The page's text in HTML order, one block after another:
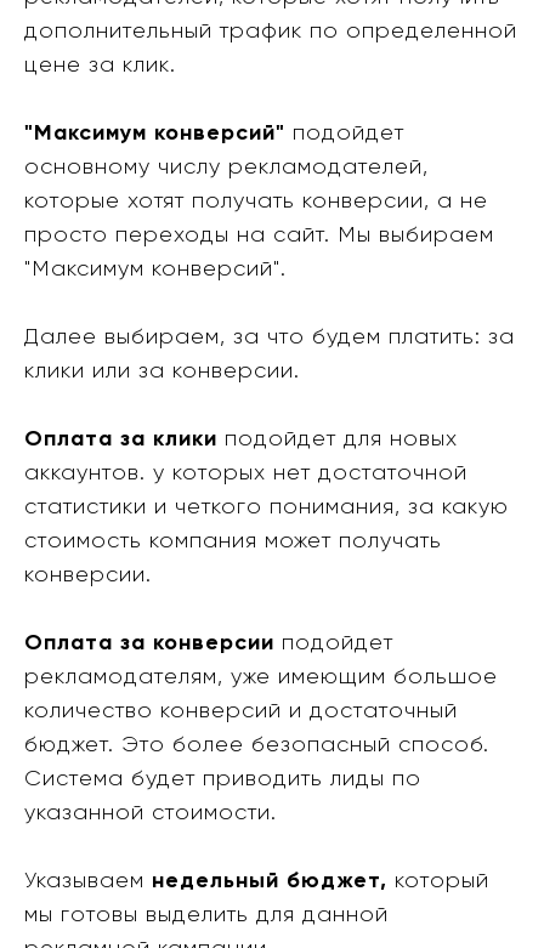
дополнительный трафик по определенной
цене за клик.
"Максимум конверсий" подойдет
основному числу рекламодателей,
которые хотят получать конверсии, а не
просто переходы на сайт. Мы выбираем
"Максимум конверсий".
Далее выбираем, за что будем платить: за
клики или за конверсии.
Оплата за клики подойдет для новых
аккаунтов. у которых нет достаточной
статистики и четкого понимания, за какую
стоимость компания может получать
конверсии.
Оплата за конверсии подойдет
рекламодателям, уже имеющим большое
количество конверсий и достаточный
бюджет. Это более безопасный способ.
Система будет приводить лиды по
указанной стоимости.
Указываем недельный бюджет, который
мы готовы выделить для данной